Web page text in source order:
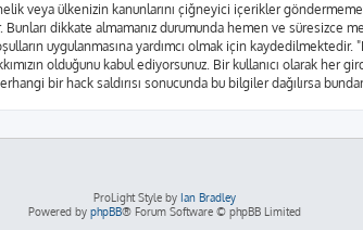
veya ülkenizin kanunlarını çiğneyici içerikler
dikkate almamanız durumunda hemen ve süresizce
uygulanmasına yardımcı olmak için
olduğunu kabul ediyorsunuz. Bir kullanıcı olarak her
bir hack saldırısı sonucunda bu bilgiler dağılırsa
ProLight Style by Ian Bradley
Powered by phpBB® Forum Software © phpBB Limited